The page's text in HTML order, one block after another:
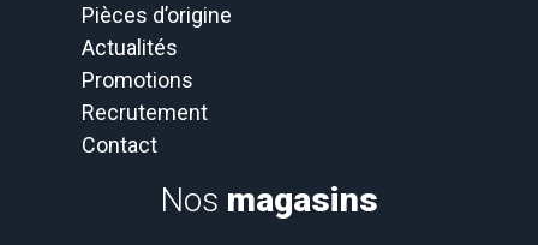
Pièces d’origine
Actualités
Promotions
Recrutement
Contact
Nos magasins